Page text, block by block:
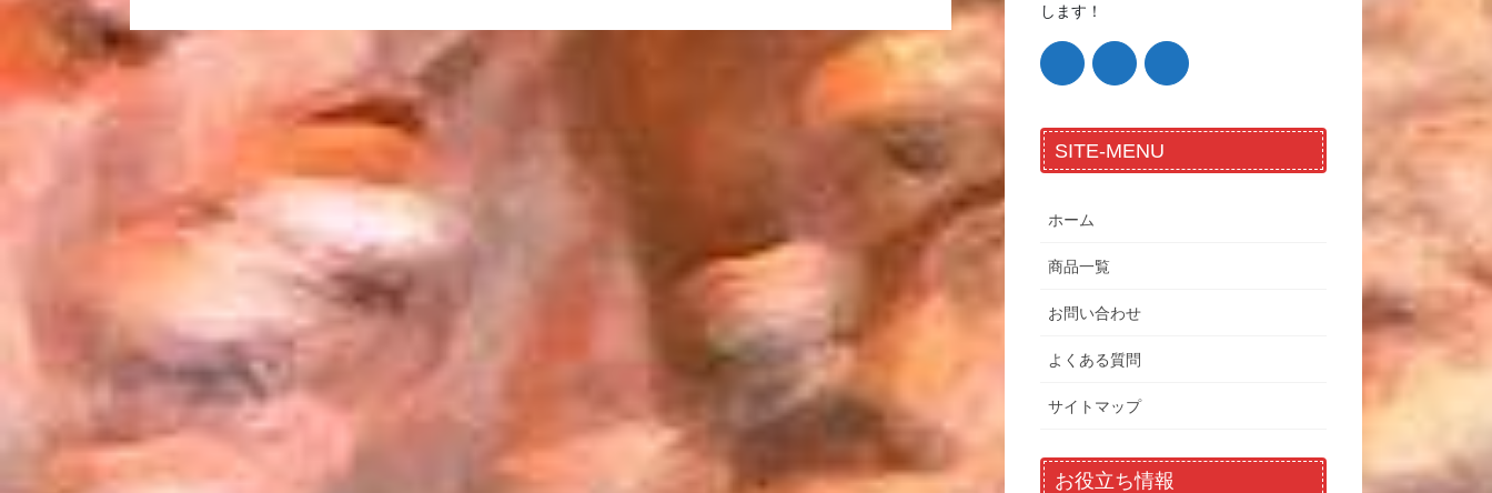
します！
SITE-MENU
ホーム
商品一覧
お問い合わせ
よくある質問
サイトマップ
お役立ち情報